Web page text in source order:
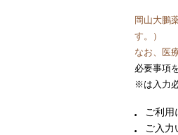
岡山大鵬
す。）
なお、医
必要事項
※は入力
ご利用
ご入力